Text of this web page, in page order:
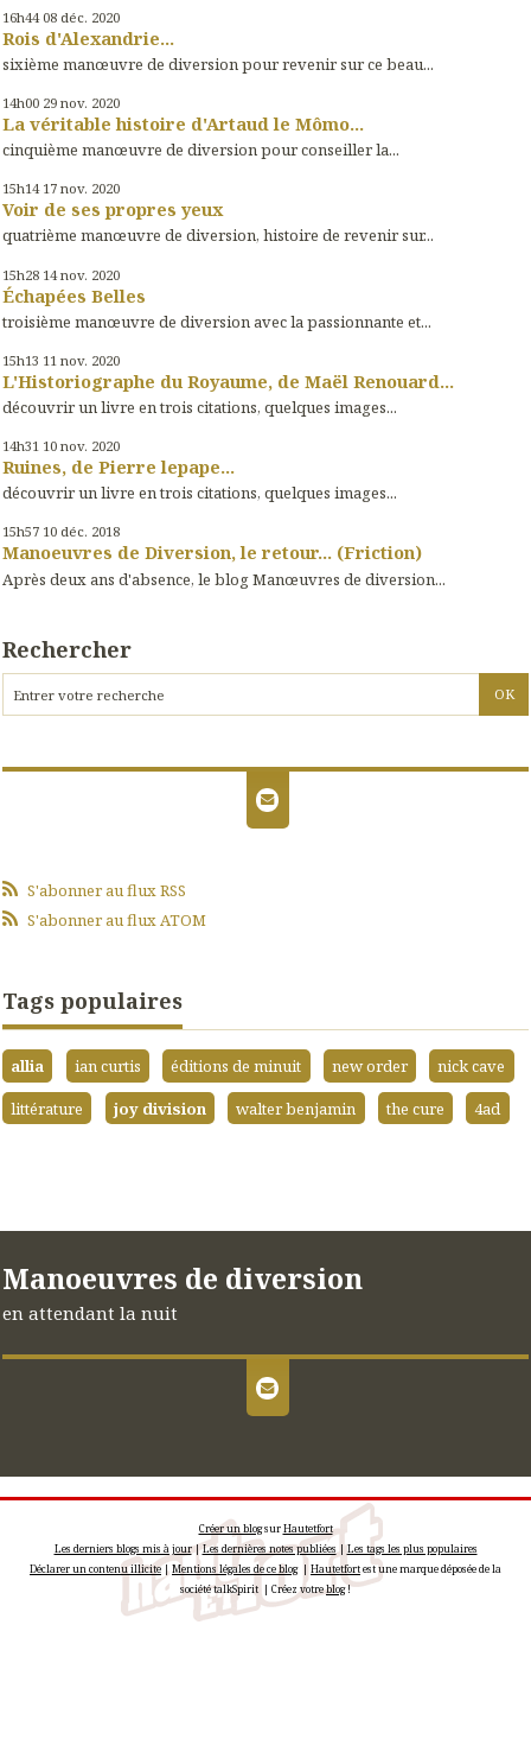
16h44 08 déc. 2020
Rois d'Alexandrie...
sixième manœuvre de diversion pour revenir sur ce beau...
14h00 29 nov. 2020
La véritable histoire d'Artaud le Mômo...
cinquième manœuvre de diversion pour conseiller la...
15h14 17 nov. 2020
Voir de ses propres yeux
quatrième manœuvre de diversion, histoire de revenir sur...
15h28 14 nov. 2020
Échapées Belles
troisième manœuvre de diversion avec la passionnante et...
15h13 11 nov. 2020
L'Historiographe du Royaume, de Maël Renouard...
découvrir un livre en trois citations, quelques images...
14h31 10 nov. 2020
Ruines, de Pierre lepape...
découvrir un livre en trois citations, quelques images...
15h57 10 déc. 2018
Manoeuvres de Diversion, le retour... (Friction)
Après deux ans d'absence, le blog Manœuvres de diversion...
Rechercher
S'abonner au flux RSS
S'abonner au flux ATOM
Tags populaires
allia ian curtis éditions de minuit new order
nick cave
littérature
joy division walter benjamin the cure 4ad
Manoeuvres de diversion
en attendant la nuit
Créer un blogsurHautetfort
Les derniers blogs mis à jour|Les dernières notes publiées |Les tags les plus populaires
Déclarer un contenu illicite|Mentions légales de ce blog| Hautetfortest une marque déposée de la
société talkSpirit | Créez votreblog!